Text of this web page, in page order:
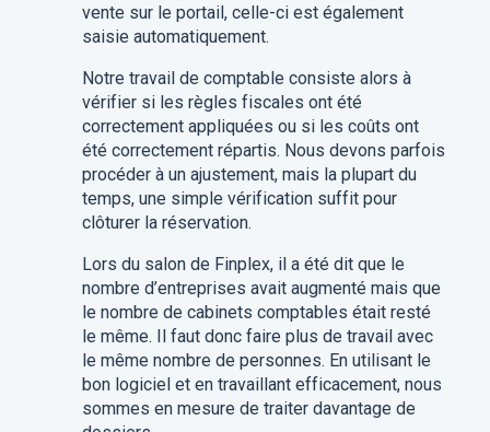
vente sur le portail, celle-ci est également
saisie automatiquement.
Notre travail de comptable consiste alors à
vérifier si les règles fiscales ont été
correctement appliquées ou si les coûts ont
été correctement répartis. Nous devons parfois
procéder à un ajustement, mais la plupart du
temps, une simple vérification suffit pour
clôturer la réservation.
Lors du salon de Finplex, il a été dit que le
nombre d’entreprises avait augmenté mais que
le nombre de cabinets comptables était resté
le même. Il faut donc faire plus de travail avec
le même nombre de personnes. En utilisant le
bon logiciel et en travaillant efficacement, nous
sommes en mesure de traiter davantage de